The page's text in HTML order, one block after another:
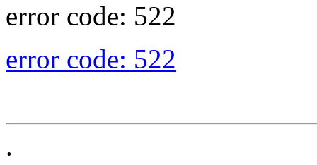
error code: 522
error code: 522
.